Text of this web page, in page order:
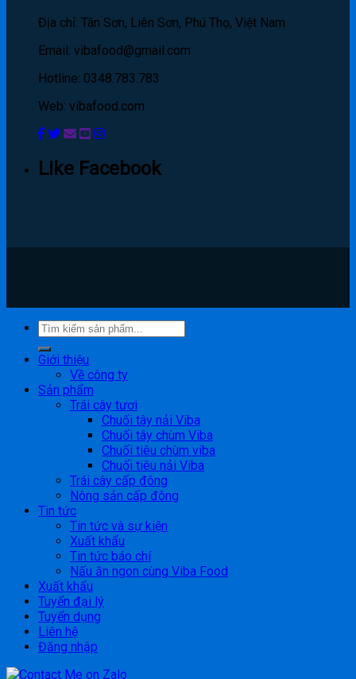
Địa chỉ: Tân Sơn, Liên Sơn, Phú Thọ, Việt Nam
Email: vibafood@gmail.com
Hotline: 0348.783.783
Web: vibafood.com
Like Facebook
Giới thiệu
Về công ty
Sản phẩm
Trái cây tươi
Chuối tây nải Viba
Chuối tây chùm Viba
Chuối tiêu chùm viba
Chuối tiêu nải Viba
Trái cây cấp đông
Nông sản cấp đông
Tin tức
Tin tức và sự kiện
Xuất khẩu
Tin tức báo chí
Nấu ăn ngon cùng Viba Food
Xuất khẩu
Tuyển đại lý
Tuyển dụng
Liên hệ
Đăng nhập